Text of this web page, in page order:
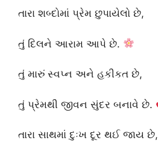
તારા શબ્દોમાં પ્રેમ છુપાયેલો છે,
તું દિલને આરામ આપે છે.
તું મારું સ્વપ્ન અને હકીકત છે,
તું પ્રેમથી જીવન સુંદર બનાવે છે.
તારા સાથમાં દુઃખ દૂર થઈ જાય છે,